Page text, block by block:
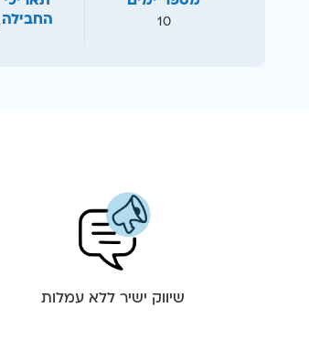
10
החבילה
שיווק ישיר ללא עמלות